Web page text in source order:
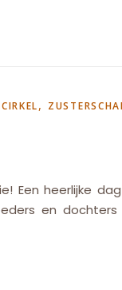
,
Een heerlijke
en